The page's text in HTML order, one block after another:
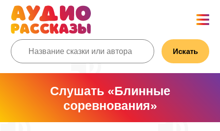
Искать
Слушать «Блинные
соревнования»